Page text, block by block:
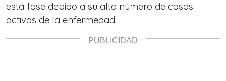
esta fase debido a su alto número de casos
activos de la enfermedad.